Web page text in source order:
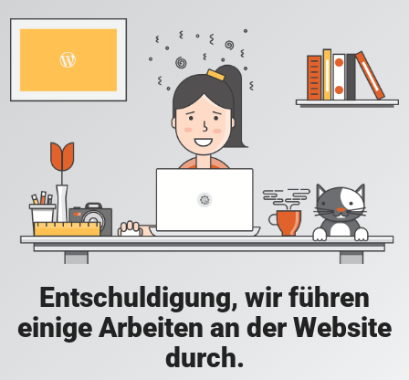
Entschuldigung, wir führen
einige Arbeiten an der Website
durch.